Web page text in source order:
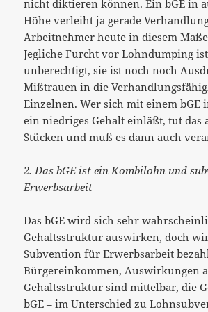
nicht diktieren können. Ein bGE in
Höhe verleiht ja gerade
Arbeitnehmer heute in diesem
Jegliche Furcht vor Lohndumping
unberechtigt, sie ist noch noch
Mißtrauen in die
Einzelnen. Wer sich mit einem bGE
ein niedriges Gehalt einläßt, tut das
Stücken und muß es dann auch
2. Das bGE ist ein Kombilohn und
Erwerbsarbeit
Das bGE wird sich sehr
Gehaltsstruktur auswirken, doch
Subvention für Erwerbsarbeit
Bürgereinkommen, Auswirkungen
Gehaltsstruktur sind mittelbar, die
bGE – im Unterschied zu